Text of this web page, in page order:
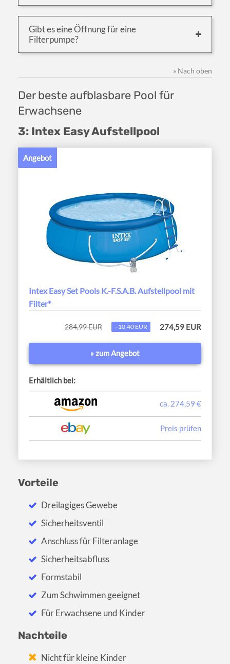
Gibt es eine Öffnung für eine
Filterpumpe?
» Nach oben
Der beste aufblasbare Pool für
Erwachsene
3: Intex Easy Aufstellpool
Angebot
Intex Easy Set Pools K.-F.S.A.B. Aufstellpool mit
Filter*
284,99 EUR −10,40 EUR 274,59 EUR
» zum Angebot
Erhältlich bei:
ca. 274,59 €
Preis prüfen
Vorteile
Dreilagiges Gewebe
Sicherheitsventil
Anschluss für Filteranlage
Sicherheitsabfluss
Formstabil
Zum Schwimmen geeignet
Für Erwachsene und Kinder
Nachteile
Nicht für kleine Kinder